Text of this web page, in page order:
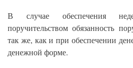
В случае обеспечения
поручительством обязанность
так же, как и при обеспечении
денежной форме.